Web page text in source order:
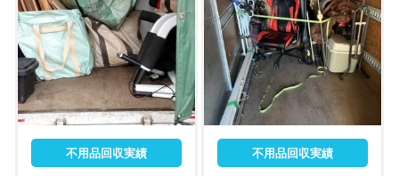
不用品回収実績 不用品回収実績